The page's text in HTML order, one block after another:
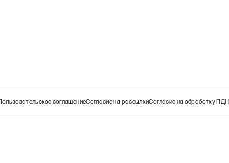
Пользовательское соглашениеСогласие на рассылкиСогласие на обработку ПДН